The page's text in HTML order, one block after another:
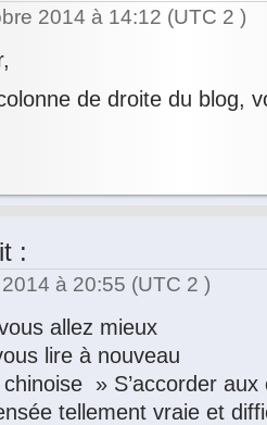
2014 à 14:12 (UTC 2 )
de droite du blog,
:
à 20:55 (UTC 2 )
allez mieux
lire à nouveau
» S’accorder
tellement vraie et